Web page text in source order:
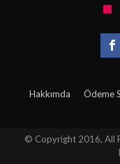
Hakkımda Ödeme
© Copyright 2016, All